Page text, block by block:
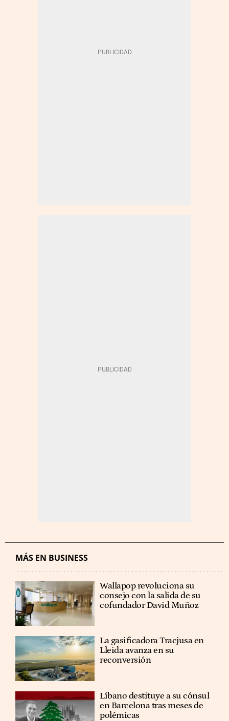
MÁS EN BUSINESS
Wallapop revoluciona su
consejo con la salida de su
cofundador David Muñoz
La gasificadora Tracjusa en
Lleida avanza en su
reconversión
Líbano destituye a su cónsul
en Barcelona tras meses de
polémicas